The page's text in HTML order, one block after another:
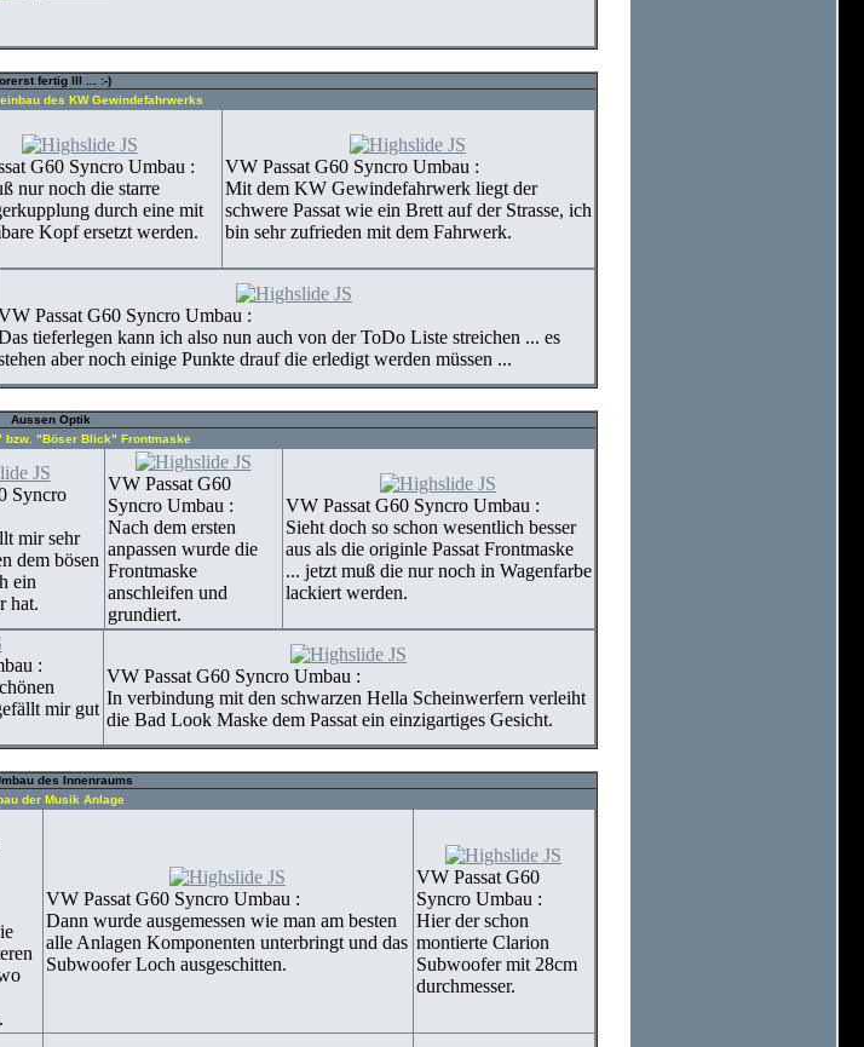
fertig III ... :-)
des KW Gewindefahrwerks
G60 Syncro Umbau :
nur noch die starre
durch eine mit
Kopf ersetzt werden.
VW Passat G60 Syncro Umbau :
Mit dem KW Gewindefahrwerk liegt der
schwere Passat wie ein Brett auf der Strasse, ich
bin sehr zufrieden mit dem Fahrwerk.
Passat G60 Syncro Umbau :
tieferlegen kann ich also nun auch von der ToDo Liste streichen ... es
aber noch einige Punkte drauf die erledigt werden müssen ...
Aussen Optik
bzw. "Böser Blick" Frontmaske
Syncro
mir sehr
dem bösen
ein
hat.
VW Passat G60
Syncro Umbau :
Nach dem ersten
anpassen wurde die
Frontmaske
anschleifen und
grundiert.
VW Passat G60 Syncro Umbau :
Sieht doch so schon wesentlich besser
aus als die originle Passat Frontmaske
... jetzt muß die nur noch in Wagenfarbe
lackiert werden.
:
mir gut
VW Passat G60 Syncro Umbau :
In verbindung mit den schwarzen Hella Scheinwerfern verleiht
die Bad Look Maske dem Passat ein einzigartiges Gesicht.
des Innenraums
der Musik Anlage
VW Passat G60 Syncro Umbau :
Dann wurde ausgemessen wie man am besten
alle Anlagen Komponenten unterbringt und das
Subwoofer Loch ausgeschitten.
VW Passat G60
Syncro Umbau :
Hier der schon
montierte Clarion
Subwoofer mit 28cm
durchmesser.